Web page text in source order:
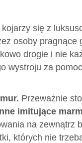
się z
osoby pragnące
drogie i nie
wystroju za
Przeważnie
imitujące
na zewnątrz
których nie